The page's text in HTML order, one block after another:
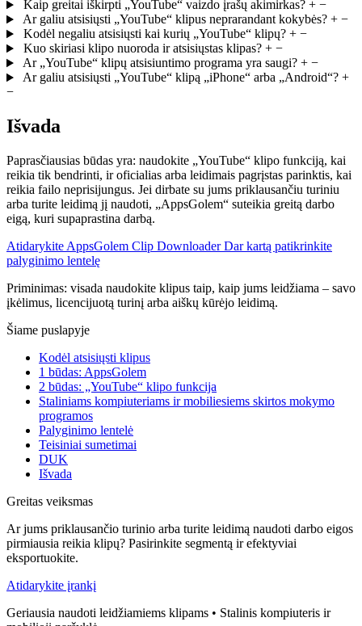
Kaip greitai iškirpti „YouTube“ vaizdo įrašų akimirkas? + −
Ar galiu atsisiųsti „YouTube“ klipus neprarandant kokybės? + −
Kodėl negaliu atsisiųsti kai kurių „YouTube“ klipų? + −
Kuo skiriasi klipo nuoroda ir atsisiųstas klipas? + −
Ar „YouTube“ klipų atsisiuntimo programa yra saugi? + −
Ar galiu atsisiųsti „YouTube“ klipą „iPhone“ arba „Android“? +
−
Išvada
Paprasčiausias būdas yra: naudokite „YouTube“ klipo funkciją, kai
reikia tik bendrinti, ir oficialias arba leidimais pagrįstas parinktis, kai
reikia failo neprisijungus. Jei dirbate su jums priklausančiu turiniu
arba turite leidimą jį naudoti, „AppsGolem“ suteikia greitą darbo
eigą, kuri supaprastina darbą.
Atidarykite AppsGolem Clip DownloaderDar kartą patikrinkite
palyginimo lentelę
Priminimas: visada naudokite klipus taip, kaip jums leidžiama – savo
įkėlimus, licencijuotą turinį arba aiškų kūrėjo leidimą.
Šiame puslapyje
Kodėl atsisiųsti klipus
1 būdas: AppsGolem
2 būdas: „YouTube“ klipo funkcija
Staliniams kompiuteriams ir mobiliesiems skirtos mokymo
programos
Palyginimo lentelė
Teisiniai sumetimai
DUK
Išvada
Greitas veiksmas
Ar jums priklausančio turinio arba turite leidimą naudoti darbo eigos
pirmiausia reikia klipų? Pasirinkite segmentą ir efektyviai
eksportuokite.
Atidarykite įrankį
Geriausia naudoti leidžiamiems klipams • Stalinis kompiuteris ir